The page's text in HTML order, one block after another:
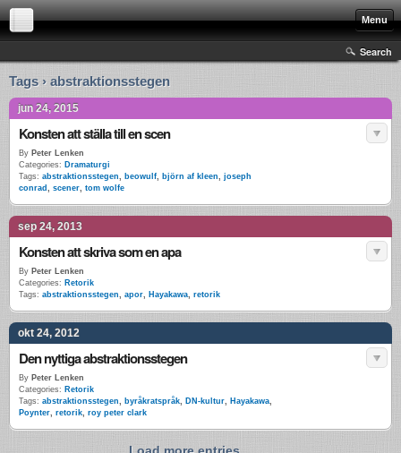
Menu
Search
Tags › abstraktionsstegen
jun 24, 2015
Konsten att ställa till en scen
By Peter Lenken
Categories: Dramaturgi
Tags: abstraktionsstegen, beowulf, björn af kleen, joseph
conrad , scener, tom wolfe
sep 24, 2013
Konsten att skriva som en apa
By Peter Lenken
Categories: Retorik
Tags: abstraktionsstegen, apor, Hayakawa, retorik
okt 24, 2012
Den nyttiga abstraktionsstegen
By Peter Lenken
Categories: Retorik
Tags: abstraktionsstegen, byråkratspråk, DN-kultur, Hayakawa,
Poynter, retorik, roy peter clark